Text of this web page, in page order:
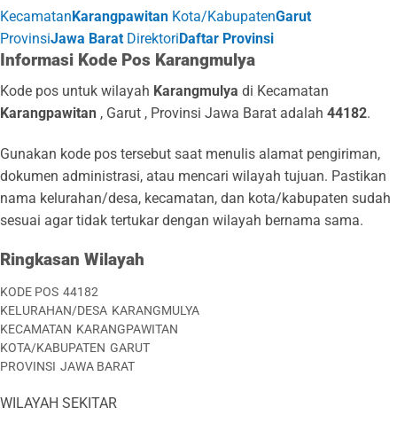
Kecamatan Karangpawitan Kota/KabupatenGarut
ProvinsiJawa Barat Direktori Daftar Provinsi
Informasi Kode Pos Karangmulya
Kode pos untuk wilayah Karangmulya di Kecamatan
Karangpawitan , Garut , Provinsi Jawa Barat adalah 44182.
Gunakan kode pos tersebut saat menulis alamat pengiriman,
dokumen administrasi, atau mencari wilayah tujuan. Pastikan
nama kelurahan/desa, kecamatan, dan kota/kabupaten sudah
sesuai agar tidak tertukar dengan wilayah bernama sama.
Ringkasan Wilayah
KODE POS 44182
KELURAHAN/DESA KARANGMULYA
KECAMATAN KARANGPAWITAN
KOTA/KABUPATEN GARUT
PROVINSI JAWA BARAT
WILAYAH SEKITAR